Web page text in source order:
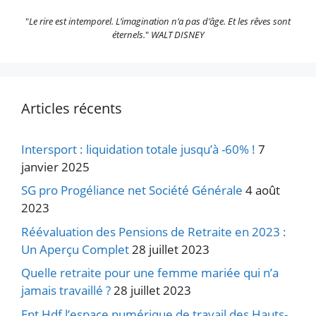
"Le rire est intemporel. L’imagination n’a pas d’âge. Et les rêves sont
éternels." WALT DISNEY
Articles récents
Intersport : liquidation totale jusqu’à -60% ! 7
janvier 2025
SG pro Progéliance net Société Générale 4 août
2023
Réévaluation des Pensions de Retraite en 2023 :
Un Aperçu Complet28 juillet 2023
Quelle retraite pour une femme mariée qui n’a
jamais travaillé ?28 juillet 2023